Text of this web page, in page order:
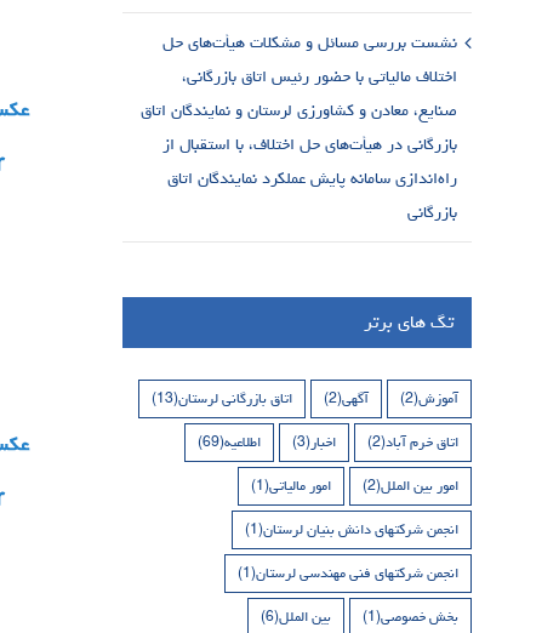
نشست بررسی مسائل و مشکلات هیأت‌های حل
اختلاف مالیاتی با حضور رئیس اتاق بازرگانی،
صنایع، معادن و کشاورزی لرستان و نمایندگان اتاق
بازرگانی در هیأت‌های حل اختلاف، با استقبال از
راه‌اندازی سامانه پایش عملکرد نمایندگان اتاق
بازرگانی
تگ های برتر
آموزش(2) آگهی(2) اتاق بازرگانی لرستان(13)
اتاق خرم آباد(2) اخبار(3) اطلاعیه(69)
امور بین الملل(2) امور مالیاتی(1)
انجمن شرکتهای دانش بنیان لرستان(1)
انجمن شرکتهای فنی مهندسی لرستان(1)
بخش خصوصی(1) بین الملل(6)